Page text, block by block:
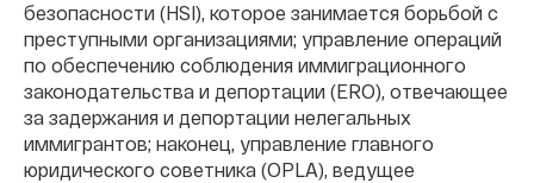
безопасности (HSI), которое занимается борьбой с
преступными организациями; управление операций
по обеспечению соблюдения иммиграционного
законодательства и депортации (ERO), отвечающее
за задержания и депортации нелегальных
иммигрантов; наконец, управление главного
юридического советника (OPLA), ведущее